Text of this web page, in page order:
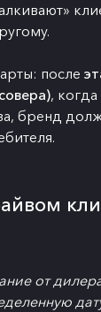
после
,
бренд
от